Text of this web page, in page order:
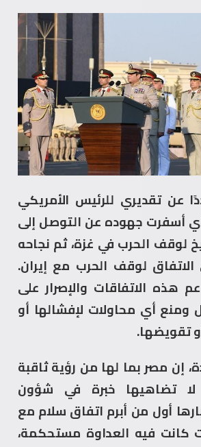
عن تقديري للرئيس الأمريكي
أسفرت جهوده عن التوصل إلى
لوقف الحرب في غزة، ثم نجاحه
لوقف الحرب مع إيران.
هذه الاتفاقات والإصرار على
ومنع أي محاولات لإفشالها أو
تقويضها.
إن مصر بما لها من رؤية ثاقبة
لا تضاهيها خبرة في شؤون
أول من أبرم اتفاق سلام مع
كانت فيه العداوة مستحكمة،